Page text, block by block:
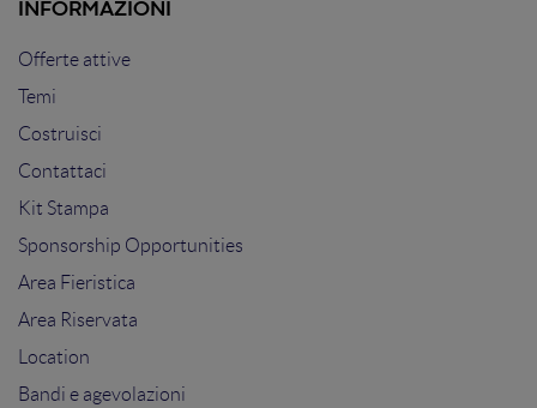
INFORMAZIONI
Offerte attive
Temi
Costruisci
Contattaci
Kit Stampa
Sponsorship Opportunities
Area Fieristica
Area Riservata
Location
Bandi e agevolazioni